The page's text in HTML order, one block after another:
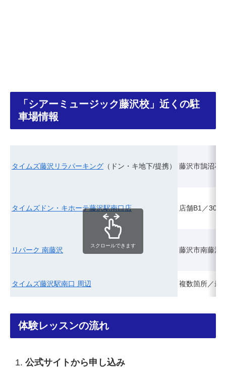
「シアーミュージック藤沢校」近くの駐
車場情報
タイムズ藤沢リラパーキング （ドン・キ地下/提携） 藤沢市鵠沼石
タイムズドン・キホーテ藤沢駅南口店 店舗B1／30
リパーク 南藤沢 藤沢市南藤沢
タイムズ藤沢駅南口 周辺 複数箇所／最
スクロールできます
体験レッスンの流れ
公式サイトから申し込み